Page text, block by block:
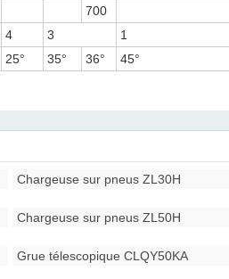
700
4 3
1
25° 35° 36° 45°
Chargeuse sur pneus ZL30H
Chargeuse sur pneus ZL50H
Grue télescopique CLQY50KA